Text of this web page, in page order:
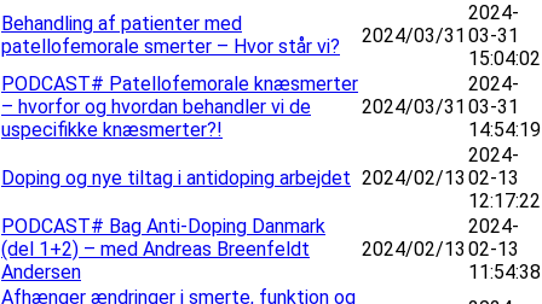
Behandling af patienter med
patellofemorale smerter – Hvor står vi?
2024/03/31
2024-
03-31
15:04:02
PODCAST# Patellofemorale knæsmerter
– hvorfor og hvordan behandler vi de
uspecifikke knæsmerter?!
2024/03/31
2024-
03-31
14:54:19
Doping og nye tiltag i antidoping arbejdet 2024/02/13
2024-
02-13
12:17:22
PODCAST# Bag Anti-Doping Danmark
(del 1+2) – med Andreas Breenfeldt
Andersen
2024/02/13
2024-
02-13
11:54:38
Afhænger ændringer i smerte, funktion og